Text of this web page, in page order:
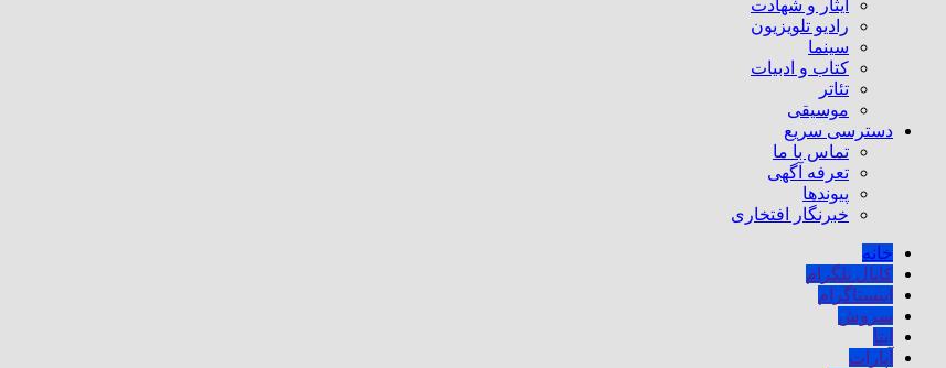
ایثار و شهادت
رادیو تلویزیون
سینما
کتاب و ادبیات
تئاتر
موسیقی
دسترسی سریع
تماس با ما
تعرفه آگهی
پیوندها
خبرنگار افتخاری
خانه
کانال تلگرام
اینستاگرام
سروش
ایتا
آپارات